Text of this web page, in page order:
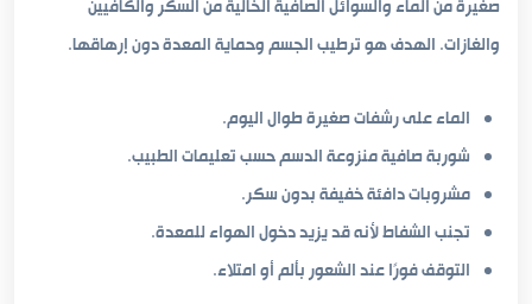
صغيرة من الماء والسوائل الصافية الخالية من السكر والكافيين
والغازات. الهدف هو ترطيب الجسم وحماية المعدة دون إرهاقها.
الماء على رشفات صغيرة طوال اليوم.
شوربة صافية منزوعة الدسم حسب تعليمات الطبيب.
مشروبات دافئة خفيفة بدون سكر.
تجنب الشفاط لأنه قد يزيد دخول الهواء للمعدة.
التوقف فورًا عند الشعور بألم أو امتلاء.